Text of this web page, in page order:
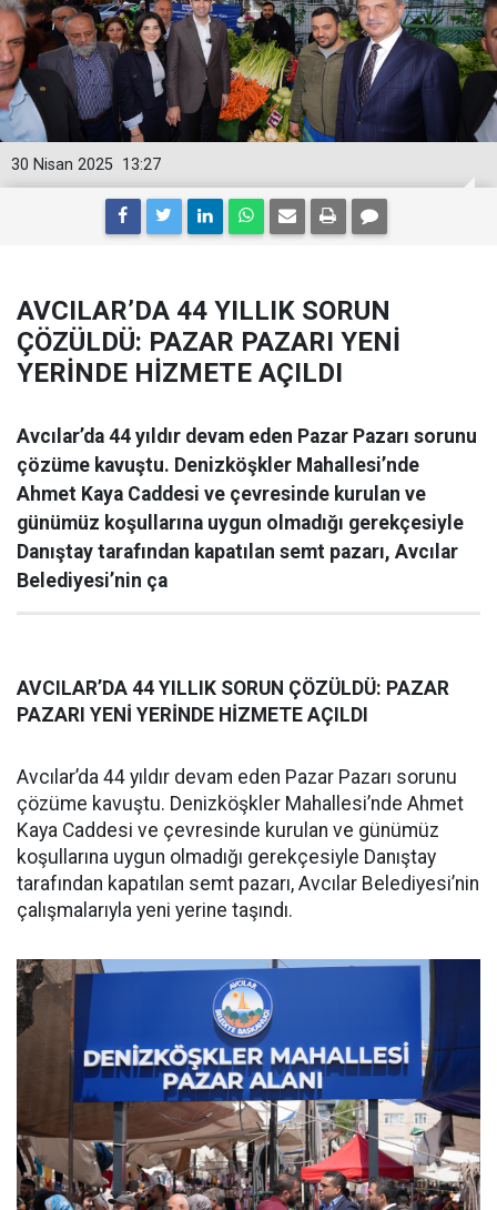
13:27
30 Nisan 2025
AVCILAR’DA 44 YILLIK SORUN
ÇÖZÜLDÜ: PAZAR PAZARI YENİ
YERİNDE HİZMETE AÇILDI
Avcılar’da 44 yıldır devam eden Pazar Pazarı sorunu
çözüme kavuştu. Denizköşkler Mahallesi’nde
Ahmet Kaya Caddesi ve çevresinde kurulan ve
günümüz koşullarına uygun olmadığı gerekçesiyle
Danıştay tarafından kapatılan semt pazarı, Avcılar
Belediyesi’nin ça
AVCILAR’DA 44 YILLIK SORUN ÇÖZÜLDÜ: PAZAR
PAZARI YENİ YERİNDE HİZMETE AÇILDI
Avcılar’da 44 yıldır devam eden Pazar Pazarı sorunu
çözüme kavuştu. Denizköşkler Mahallesi’nde Ahmet
Kaya Caddesi ve çevresinde kurulan ve günümüz
koşullarına uygun olmadığı gerekçesiyle Danıştay
tarafından kapatılan semt pazarı, Avcılar Belediyesi’nin
çalışmalarıyla yeni yerine taşındı.